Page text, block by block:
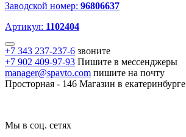
Заводской номер: 96806637
Артикул: 1102404
+7 343 237-237-6 звоните
+7 902 409-97-93 Пишите в мессенджеры
manager@spavto.com пишите на почту
Просторная - 146 Магазин в екатеринбурге
Мы в соц. сетях